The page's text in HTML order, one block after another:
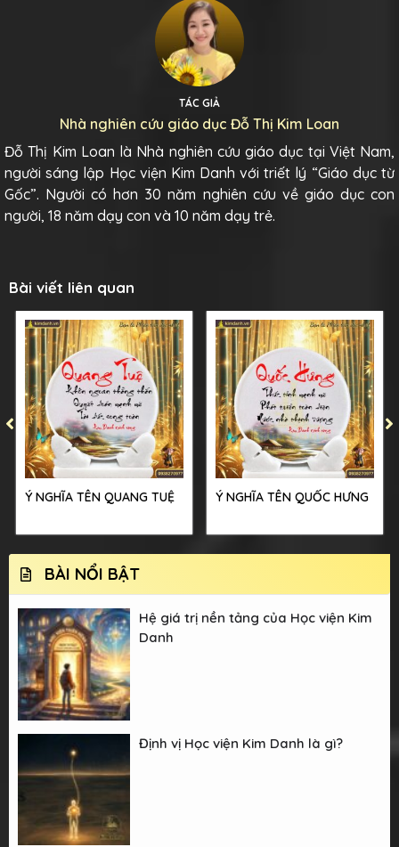
TÁC GIẢ
Nhà nghiên cứu giáo dục Đỗ Thị Kim Loan
Đỗ Thị Kim Loan là Nhà nghiên cứu giáo dục tại Việt Nam,
người sáng lập Học viện Kim Danh với triết lý “Giáo dục từ
Gốc”. Người có hơn 30 năm nghiên cứu về giáo dục con
người, 18 năm dạy con và 10 năm dạy trẻ.
Bài viết liên quan
Ý NGHĨA TÊN QUANG TUỆ Ý NGHĨA TÊN QUỐC HƯNG
BÀI NỔI BẬT
Hệ giá trị nền tảng của Học viện Kim
Danh
Định vị Học viện Kim Danh là gì?